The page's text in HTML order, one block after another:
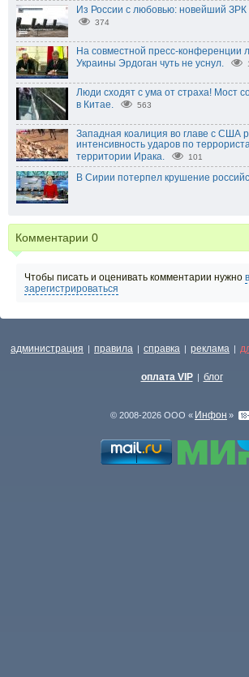
Из России с любовью: новейший ЗРК
374
На совместной пресс-конференции
Украины Эрдоган чуть не уснул.
Люди сходят с ума от страха! Мост
в Китае.
563
Западная коалиция во главе с США
интенсивность ударов по
территории Ирака.
101
В Сирии потерпел крушение
Комментарии 0
Чтобы писать и оценивать комментарии нужно
зарегистрироваться
администрация | правила | справка | реклама |
оплата VIP | блог
© 2008-2026 ООО « Инфон »